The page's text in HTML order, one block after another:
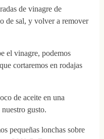
de vinagre de
de sal, y volver a remover
el vinagre, podemos
cortaremos en rodajas
de aceite en una
gusto.
pequeñas lonchas sobre